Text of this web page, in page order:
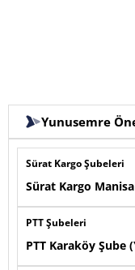
Yunusemre
Sürat Kargo Şubeleri
Sürat Kargo
PTT Şubeleri
PTT Karaköy Şube